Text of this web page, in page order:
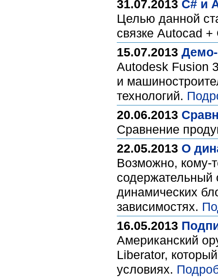
31.07.2013 C# и
Целью данной
связке Autocad
15.07.2013 Демо-
Autodesk Fusion
и
технологий.
20.06.2013
Сравнение
22.05.2013 О
Возможно, кому-
содержательный
динамических
зависимостях.
16.05.2013
Американский
Liberator,
условиях.